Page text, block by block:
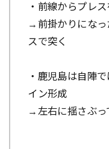
・前線からプレ
→前掛かりになっ
スで突く
・鹿児島は自陣
イン形成
→左右に揺さぶっ